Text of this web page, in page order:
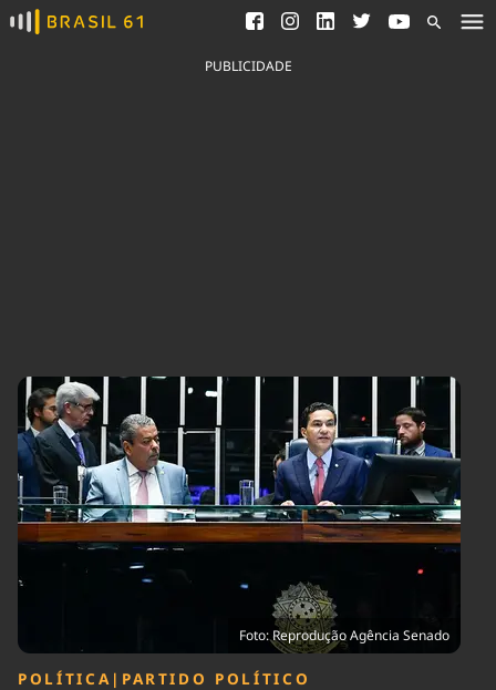
Ver todas as notícias
Saneamento
Indicadores
Agronegócios
Brasil
Brasil Mineral
Ciência &
Tecnologia
Cinema
Comportamento
Cultura
Economia
Educação
Infraestrutura
Internacional
Meio Ambiente
Podcast
Política
Saúde
Tempo
PUBLICIDADE
Foto: Reprodução Agência Senado
POLÍTICA | PARTIDO POLÍTICO